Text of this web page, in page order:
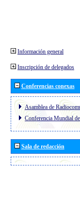
Información general
Inscripción de delegados
Conferencias conexas
Asamblea de
Conferencia Mundial
Sala de redacción